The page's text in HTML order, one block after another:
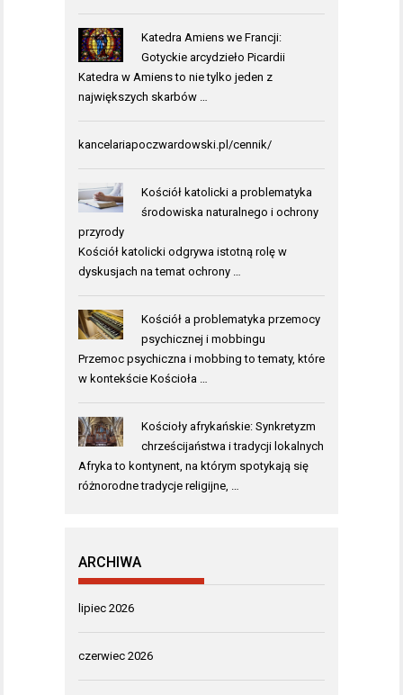
Katedra Amiens we Francji:
Gotyckie arcydzieło Picardii
Katedra w Amiens to nie tylko jeden z
największych skarbów …
kancelariapoczwardowski.pl/cennik/
Kościół katolicki a problematyka
środowiska naturalnego i ochrony
przyrody
Kościół katolicki odgrywa istotną rolę w
dyskusjach na temat ochrony …
Kościół a problematyka przemocy
psychicznej i mobbingu
Przemoc psychiczna i mobbing to tematy, które
w kontekście Kościoła …
Kościoły afrykańskie: Synkretyzm
chrześcijaństwa i tradycji lokalnych
Afryka to kontynent, na którym spotykają się
różnorodne tradycje religijne, …
ARCHIWA
lipiec 2026
czerwiec 2026